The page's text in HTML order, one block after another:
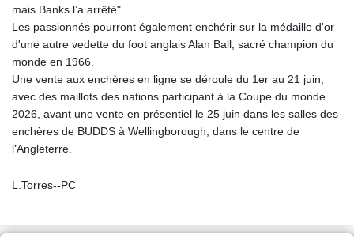
mais Banks l’a arrêté".
Les passionnés pourront également enchérir sur la médaille d'or
d'une autre vedette du foot anglais Alan Ball, sacré champion du
monde en 1966.
Une vente aux enchères en ligne se déroule du 1er au 21 juin,
avec des maillots des nations participant à la Coupe du monde
2026, avant une vente en présentiel le 25 juin dans les salles des
enchères de BUDDS à Wellingborough, dans le centre de
l’Angleterre.
L.Torres--PC